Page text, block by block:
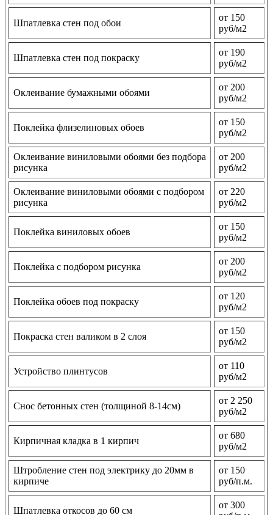
Шпатлевка стен под обои
от 150
руб/м2
Шпатлевка стен под покраску
от 190
руб/м2
Оклеивание бумажными обоями
от 200
руб/м2
Поклейка флизелиновых обоев
от 150
руб/м2
Оклеивание виниловыми обоями без подбора
рисунка
от 200
руб/м2
Оклеивание виниловыми обоями с подбором
рисунка
от 220
руб/м2
Поклейка виниловых обоев
от 150
руб/м2
Поклейка с подбором рисунка
от 200
руб/м2
Поклейка обоев под покраску
от 120
руб/м2
Покраска стен валиком в 2 слоя
от 150
руб/м2
Устройство плинтусов
от 110
руб/м2
Снос бетонных стен (толщиной 8-14см)
от 2 250
руб/м2
Кирпичная кладка в 1 кирпич
от 680
руб/м2
Штробление стен под электрику до 20мм в
кирпиче
от 150
руб/п.м.
Шпатлевка откосов до 60 см
от 300